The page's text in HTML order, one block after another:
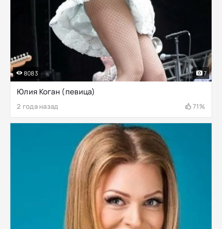
Юлия Коган (певица)
2 года назад 71%
8083 7